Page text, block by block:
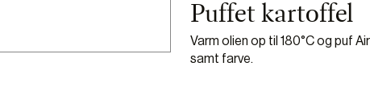
Puffet kartoffel
Varm olien op til 180°C og puf
samt farve.